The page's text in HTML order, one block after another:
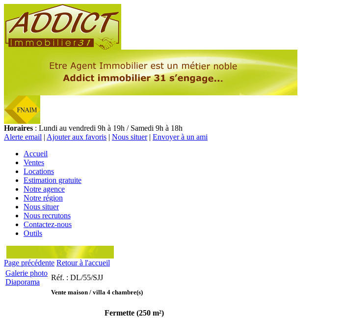
Horaires : Lundi au vendredi 9h à 19h / Samedi 9h à 18h
Alerte email | Ajouter aux favoris | Nous situer| Envoyer à un ami
Accueil
Ventes
Locations
Estimation gratuite
Notre agence
Notre région
Nous situer
Nous recrutons
Contactez-nous
Outils
Page précédente Retour à l'accueil
Galerie photo
Diaporama
Réf. : DL/55/SJJ
Vente maison / villa 4 chambre(s)
Fermette (250 m²)